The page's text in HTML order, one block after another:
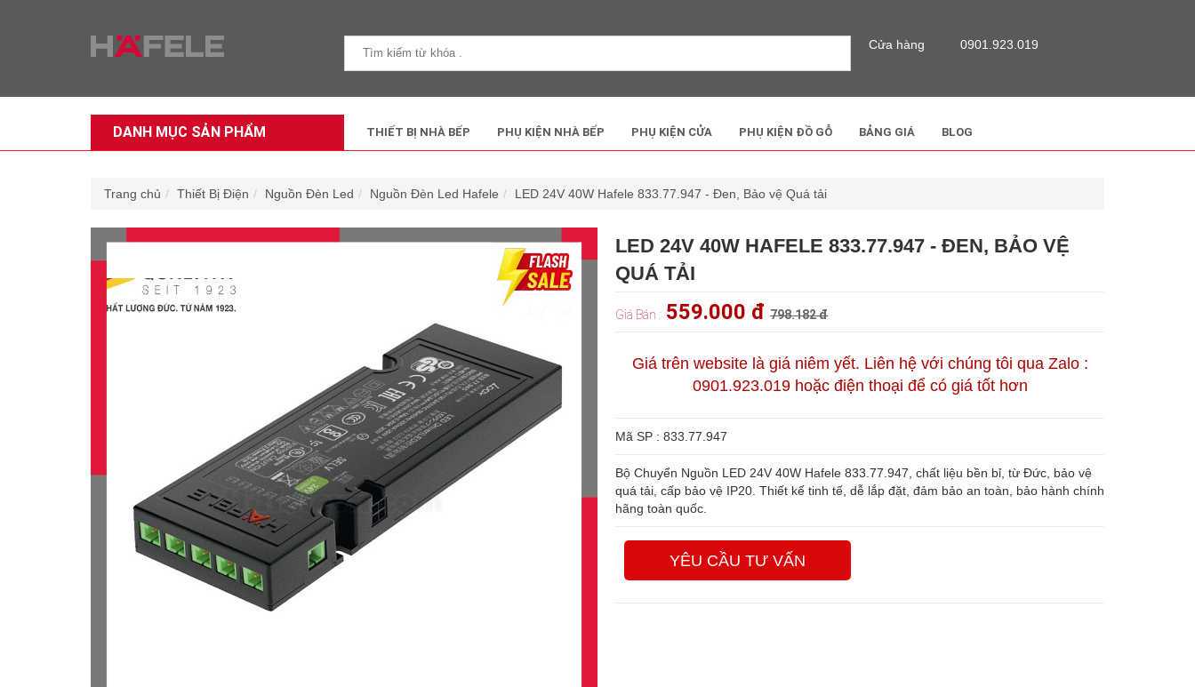
Cửa hàng 0901.923.019
DANH MỤC SẢN PHẨM THIẾT BỊ NHÀ BẾP PHỤ KIỆN NHÀ BẾP PHỤ KIỆN CỬA PHỤ KIỆN ĐỒ GỖ BẢNG GIÁ BLOG
Trang chủ Thiết Bị Điện Nguồn Đèn Led Nguồn Đèn Led Hafele LED 24V 40W Hafele 833.77.947 - Đen, Bảo vệ Quá tải
LED 24V 40W HAFELE 833.77.947 - ĐEN, BẢO VỆ
QUÁ TẢI
Giá Bán : 559.000 đ 798.182 đ
Giá trên website là giá niêm yết. Liên hệ với chúng tôi qua Zalo :
0901.923.019 hoặc điện thoại để có giá tốt hơn
Mã SP : 833.77.947
Bộ Chuyển Nguồn LED 24V 40W Hafele 833.77.947, chất liệu bền bỉ, từ Đức, bảo vệ
quá tải, cấp bảo vệ IP20. Thiết kế tinh tế, dễ lắp đặt, đảm bảo an toàn, bảo hành chính
hãng toàn quốc.
YÊU CẦU TƯ VẤN